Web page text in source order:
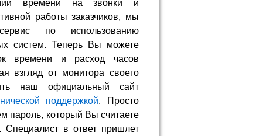
времени на звонки и
работы заказчиков, мы
по использованию
систем. Теперь Вы можете
времени и расход часов
взгляд от монитора своего
наш официальный сайт
поддержкой. Просто
пароль, который Вы считаете
в ответ пришлет